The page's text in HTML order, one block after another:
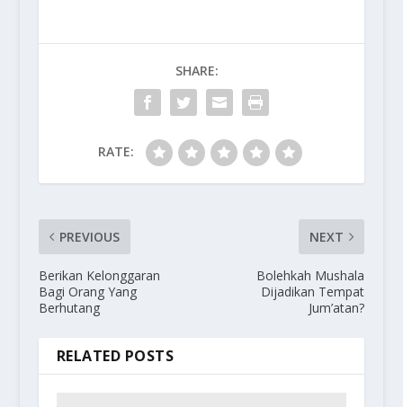
SHARE:
RATE:
PREVIOUS
Berikan Kelonggaran
Bagi Orang Yang
Berhutang
NEXT
Bolehkah Mushala
Dijadikan Tempat
Jum’atan?
RELATED POSTS